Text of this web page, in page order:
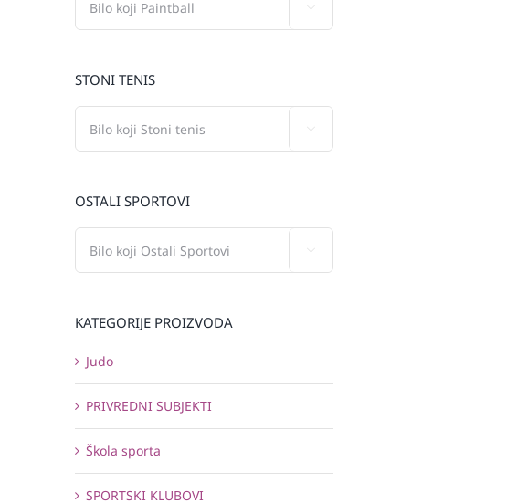
STONI TENIS
OSTALI SPORTOVI
KATEGORIJE PROIZVODA
Judo
PRIVREDNI SUBJEKTI
Škola sporta
SPORTSKI KLUBOVI